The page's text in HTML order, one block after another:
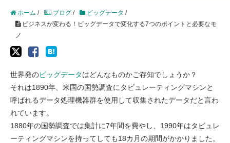
ホーム / ブログ / ビッグデータ /
ビジネスが変わる！ビッグデータで変化する7つのポイントと必要なモ
ノ
世界発のビッグデータはどんなものかご存知でしょうか？
それは1890年、米国の国勢調査にタビュレーティングマシンと
呼ばれるデータ処理機器群を使用して収集されたデータだと言わ
れています。
1880年の国勢調査では集計に7年間を費やし、1990年はタビュレ
ーティングマシンを持ってしても18カ月の期間がかかりました。